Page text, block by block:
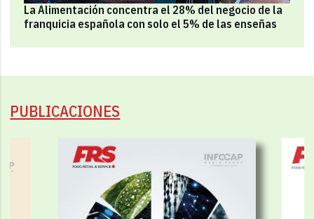
La Alimentación concentra el 28% del negocio de la
franquicia española con solo el 5% de las enseñas
PUBLICACIONES